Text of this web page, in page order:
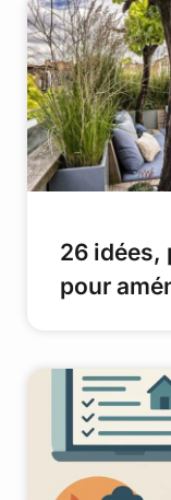
26 idées,
pour